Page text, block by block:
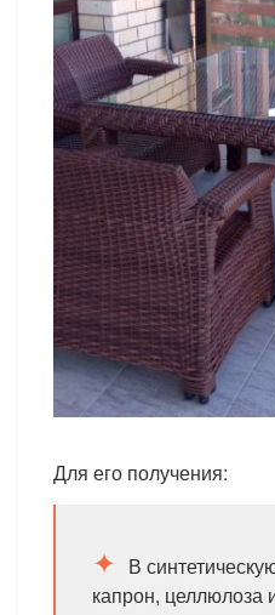
Для его получения:
В
капрон, целлюлоза